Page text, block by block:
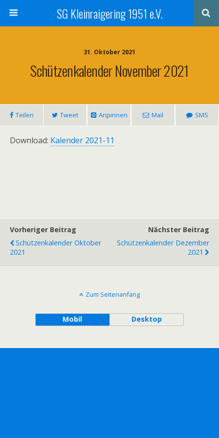
SG Kleinraigering 1951 e.V.
31. Oktober 2021
Schützenkalender November 2021
Teilen Tweet Anpinnen Mail SMS
Download: Kalender 2021-11
Vorheriger Beitrag
Schützenkalender Oktober
2021
Nächster Beitrag
Schützenkalender Dezember
2021
Zum Seitenanfang
Mobil Desktop